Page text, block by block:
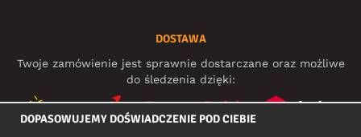
DOSTAWA
Twoje zamówienie jest sprawnie dostarczane oraz możliwe
do śledzenia dzięki:
DOPASOWUJEMY DOŚWIADCZENIE POD CIEBIE